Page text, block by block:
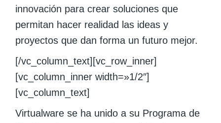
innovación para crear soluciones que
permitan hacer realidad las ideas y
proyectos que dan forma un futuro mejor.
[/vc_column_text][vc_row_inner]
[vc_column_inner width=»1/2″]
[vc_column_text]
Virtualware se ha unido a su Programa de